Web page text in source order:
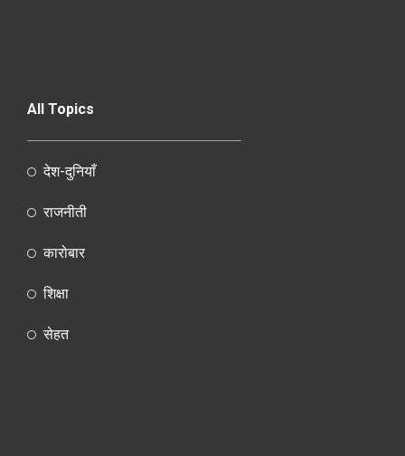
All Topics
देश-दुनियाँ
राजनीती
कारोबार
शिक्षा
सेहत